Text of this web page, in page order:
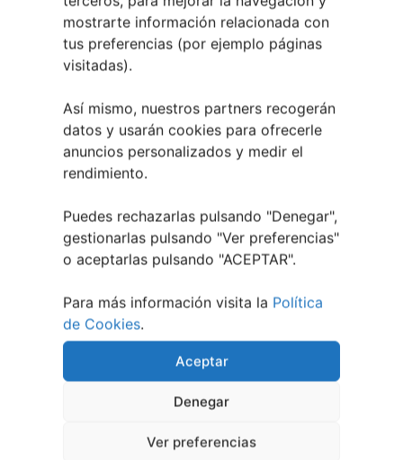
mostrarte información relacionada con
tus preferencias (por ejemplo páginas
visitadas).
Así mismo, nuestros partners recogerán
datos y usarán cookies para ofrecerle
anuncios personalizados y medir el
rendimiento.
Puedes rechazarlas pulsando "Denegar",
gestionarlas pulsando "Ver preferencias"
o aceptarlas pulsando "ACEPTAR".
Para más información visita la Política
de Cookies.
Aceptar
Denegar
Ver preferencias